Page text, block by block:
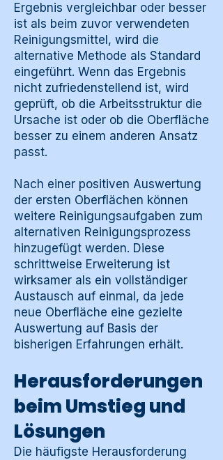
Ergebnis vergleichbar oder besser
ist als beim zuvor verwendeten
Reinigungsmittel, wird die
alternative Methode als Standard
eingeführt. Wenn das Ergebnis
nicht zufriedenstellend ist, wird
geprüft, ob die Arbeitsstruktur die
Ursache ist oder ob die Oberfläche
besser zu einem anderen Ansatz
passt.
Nach einer positiven Auswertung
der ersten Oberflächen können
weitere Reinigungsaufgaben zum
alternativen Reinigungsprozess
hinzugefügt werden. Diese
schrittweise Erweiterung ist
wirksamer als ein vollständiger
Austausch auf einmal, da jede
neue Oberfläche eine gezielte
Auswertung auf Basis der
bisherigen Erfahrungen erhält.
Herausforderungen
beim Umstieg und
Lösungen
Die häufigste Herausforderung